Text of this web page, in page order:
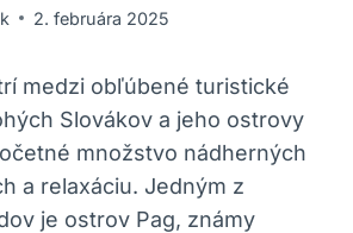
2. februára 2025
medzi obľúbené turistické
Slovákov a jeho ostrovy
množstvo nádherných
a relaxáciu. Jedným z
je ostrov Pag, známy